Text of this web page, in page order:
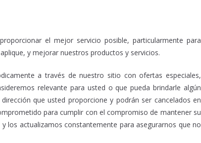
el mejor servicio posible, particularmente para
y mejorar nuestros productos y servicios.
a través de nuestro sitio con ofertas especiales,
relevante para usted o que pueda brindarle algún
que usted proporcione y podrán ser cancelados en
para cumplir con el compromiso de mantener su
los actualizamos constantemente para asegurarnos que no